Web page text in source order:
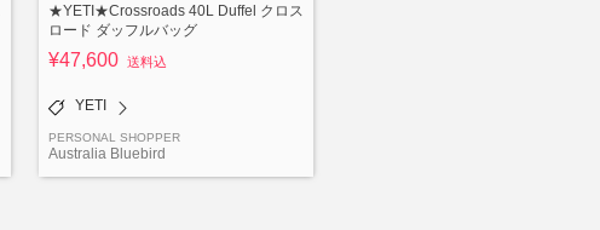
★YETI★Crossroads 40L Duffel クロス
ロード ダッフルバッグ
¥47,600 送料込
YETI
PERSONAL SHOPPER
Australia Bluebird